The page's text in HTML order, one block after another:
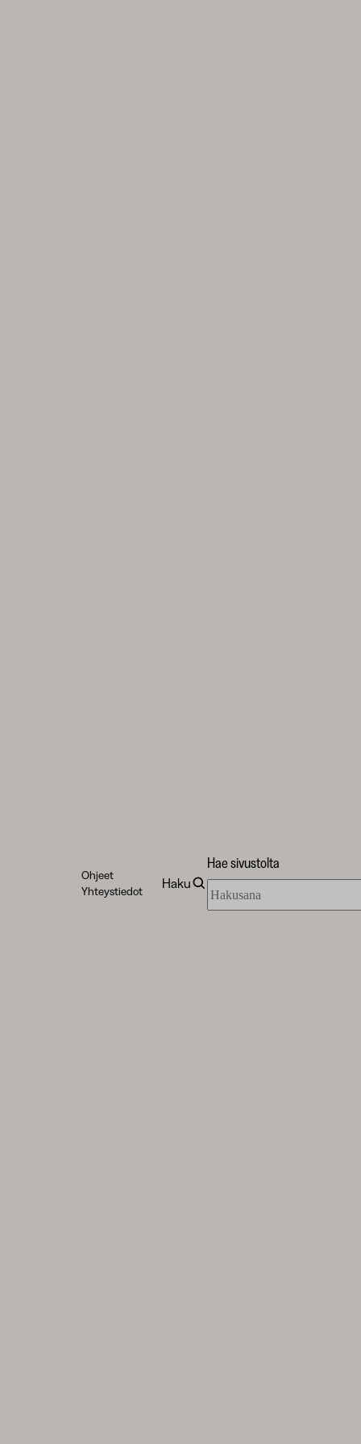
Ohjeet
Yhteystiedot
Haku
Hae sivustolta
sivustolta